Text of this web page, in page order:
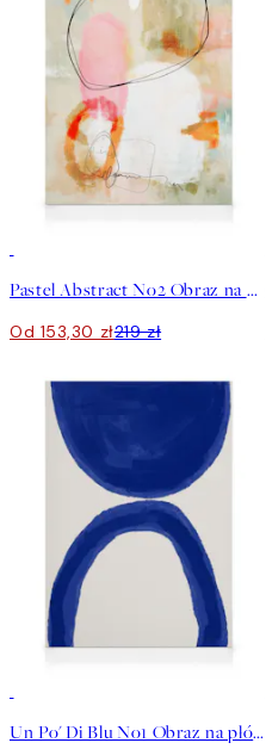
Pastel Abstract No2 Obraz na płótnie
Od 153,30 zł219 zł
Un Po' Di Blu No1 Obraz na płótnie